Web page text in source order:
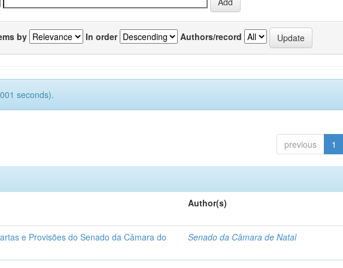
by In order Authors/record
seconds).
previous 1
Author(s)
e Provisões do Senado da Câmara do
Senado da Câmara de Natal